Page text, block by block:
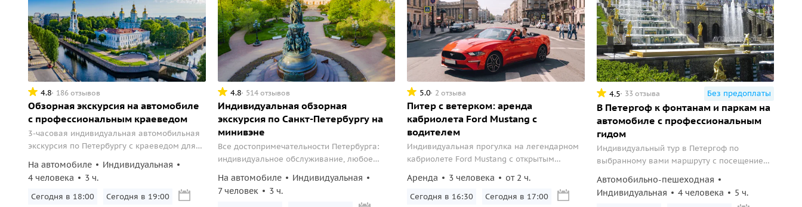
4.8 186 отзывов
Обзорная экскурсия на автомобиле
с профессиональным краеведом
3-часовая индивидуальная автомобильная
экскурсия по Петербургу с краеведом для
комфортабельном Mitsubishi Outlander.
На автомобиле
Индивидуальная
4 человека
3 ч.
Сегодня в 18:00 Сегодня в 19:00
4.8 514 отзывов
Индивидуальная обзорная
экскурсия по Санкт-Петербургу на
минивэне
Все достопримечательности Петербурга:
индивидуальное обслуживание, любое
комфорт.
На автомобиле
Индивидуальная
7 человек
3 ч.
5.0 2 отзыва
Питер с ветерком: аренда
кабриолета Ford Mustang с
водителем
Индивидуальная прогулка на легендарном
кабриолете Ford Mustang с открытым
житель. 2 часа, главные соборы, Лахта-
центр и фотосессия у сфинксов.
Аренда 3 человека от 2 ч.
Сегодня в 16:30 Сегодня в 17:00
4.5 33 отзыва Без предоплаты
В Петергоф к фонтанам и паркам на
автомобиле с профессиональным
гидом
Индивидуальный тур в Петергоф по
выбранному вами маршруту с посещением
Автомобильно-пешеходная
Индивидуальная
4 человека 5 ч.